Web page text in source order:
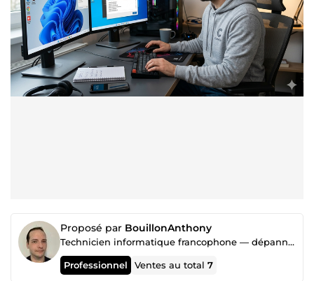
Proposé par BouillonAnthony
Technicien informatique francophone — dépannage et optimisation à distance, en toute simplicité.
Professionnel Ventes au total7